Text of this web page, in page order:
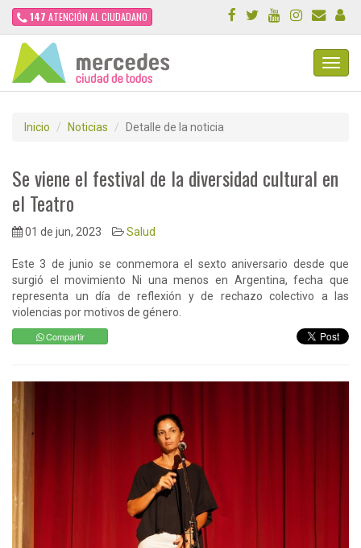
147 ATENCIÓN AL CIUDADANO
Inicio Noticias Detalle de la noticia
Se viene el festival de la diversidad cultural en
el Teatro
01 de jun, 2023 Salud
Este 3 de junio se conmemora el sexto aniversario desde que
surgió el movimiento Ni una menos en Argentina, fecha que
representa un día de reflexión y de rechazo colectivo a las
violencias por motivos de género.
Compartir